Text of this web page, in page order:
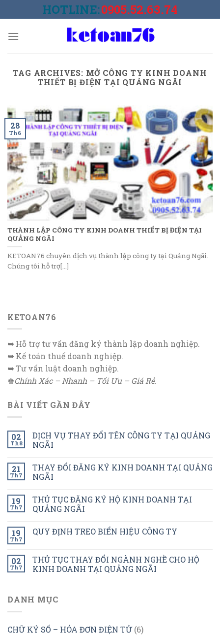
to
HOTLINE:0905.52.63.74
TAG ARCHIVES: MỞ CÔNG TY KINH DOANH
THIẾT BỊ ĐIỆN TẠI QUẢNG NGÃI
THÀNH LẬP CÔNG TY KINH DOANH THIẾT BỊ ĐIỆN TẠI
QUẢNG NGÃI
KETOAN76 chuyên dịch vụ thành lập công ty tại Quảng Ngãi.
Chúng tôi hỗ trợ[...]
28
Th6
KETOAN76
➥Hỗ trợ tư vấn đăng ký thành lập doanh nghiệp.
➥Kế toán thuế doanh nghiệp.
➥Tư vấn luật doanh nghiệp.
♚Chính Xác – Nhanh – Tối Ưu – Giá Rẻ.
BÀI VIẾT GẦN ĐÂY
02
Th8
DỊCH VỤ THAY ĐỔI TÊN CÔNG TY TẠI QUẢNG
NGÃI
21
Th7
THAY ĐỔI ĐĂNG KÝ KINH DOANH TẠI QUẢNG
NGÃI
19
Th7
THỦ TỤC ĐĂNG KÝ HỘ KINH DOANH TẠI
QUẢNG NGÃI
19
Th7
QUY ĐỊNH TREO BIỂN HIỆU CÔNG TY
02
Th7
THỦ TỤC THAY ĐỔI NGÀNH NGHỀ CHO HỘ
KINH DOANH TẠI QUẢNG NGÃI
DANH MỤC
CHỮ KÝ SỐ – HÓA ĐƠN ĐIỆN TỬ(6)